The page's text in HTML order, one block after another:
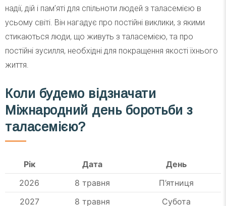
надії, дій і пам’яті для спільноти людей з таласемією в
усьому світі. Він нагадує про постійні виклики, з якими
стикаються люди, що живуть з таласемією, та про
постійні зусилля, необхідні для покращення якості їхнього
життя.
Коли будемо відзначати
Міжнародний день боротьби з
таласемією?
Рік Дата
День
2026
8 травня
П’ятниця
2027
8 травня
Субота